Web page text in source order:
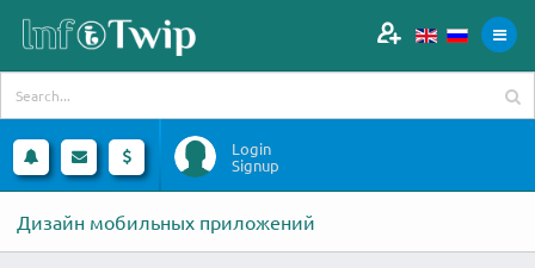
Login
Signup
Дизайн мобильных приложений